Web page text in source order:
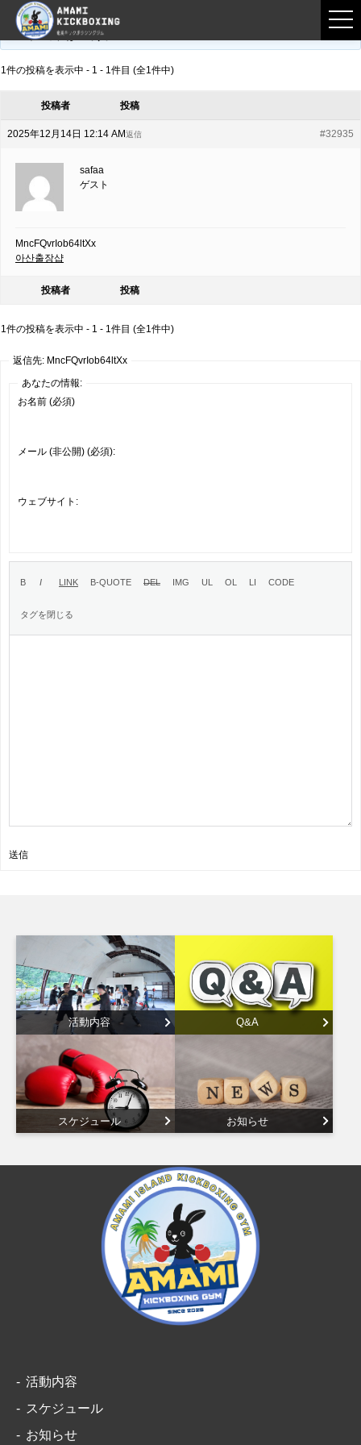
フロントページ › フォーラム
このトピックは空です。
1件の投稿を表示中 - 1 - 1件目 (全1件中)
投稿者 投稿
2025年12月14日 12:14 AM #32935
返信
safaa
ゲスト
MncFQvrIob64ltXx
아산출장샵
投稿者 投稿
1件の投稿を表示中 - 1 - 1件目 (全1件中)
返信先: MncFQvrIob64ltXx
あなたの情報:
お名前 (必須)
メール (非公開) (必須):
ウェブサイト:
送信
活動内容 Q&A
スケジュール お知らせ
活動内容
スケジュール
お知らせ